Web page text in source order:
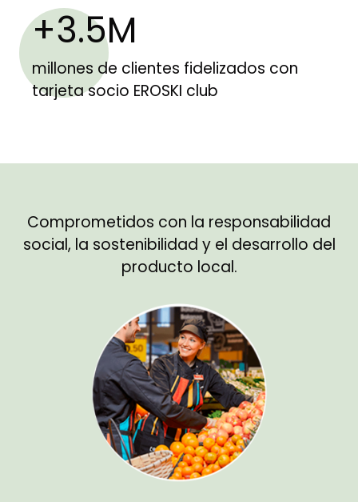
+3.5M
millones de clientes fidelizados con
tarjeta socio EROSKI club
Comprometidos con la responsabilidad
social, la sostenibilidad y el desarrollo del
producto local.